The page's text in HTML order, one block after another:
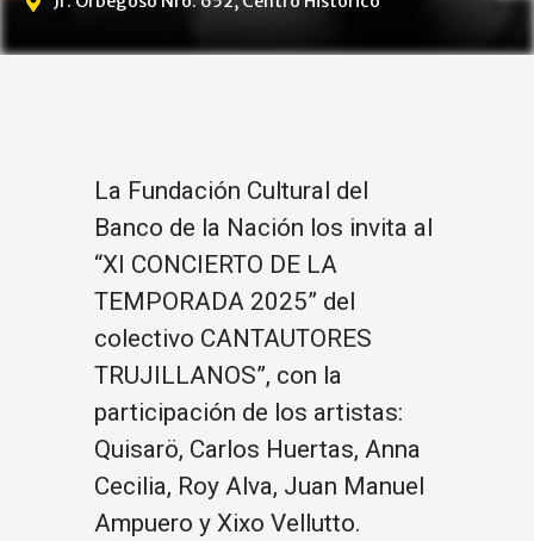
La Fundación Cultural del
Banco de la Nación los invita al
“XI CONCIERTO DE LA
TEMPORADA 2025” del
colectivo CANTAUTORES
TRUJILLANOS”, con la
participación de los artistas:
Quisarö, Carlos Huertas, Anna
Cecilia, Roy Alva, Juan Manuel
Ampuero y Xixo Vellutto.